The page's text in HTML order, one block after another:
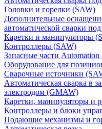
Головки и горелки (SAW)
Дополнительные
автоматической сварки
Каретки и манипуляторы
Контроллеры (SAW)
Запасные части
Оборудование для
Сварочные источники
Автоматическая сварка в
электродом (GMAW)
Каретки, манипуляторы и
Контроллеры и блоки
Подающие механизмы и